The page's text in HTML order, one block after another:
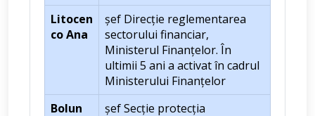
Litocen
co Ana
șef Direcție reglementarea
sectorului financiar,
Ministerul Finanțelor. În
ultimii 5 ani a activat în cadrul
Ministerului Finanțelor
Bolun
șef Secție protecția